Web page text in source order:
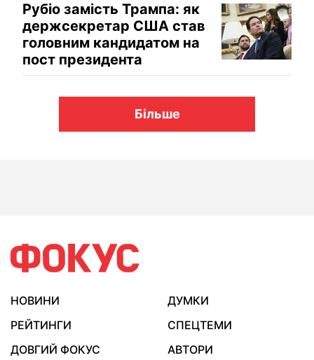
Рубіо замість Трампа: як
держсекретар США став
головним кандидатом на
пост президента
Більше
НОВИНИ
ДУМКИ
РЕЙТИНГИ
СПЕЦТЕМИ
ДОВГИЙ ФОКУС
АВТОРИ